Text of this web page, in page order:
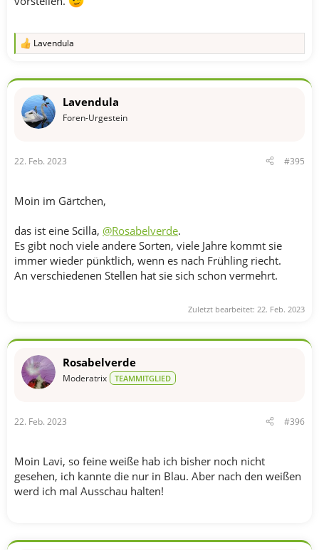
R
k
o
:
Lavendula
Lavendula
Foren-Urgestein
22. Feb. 2023 #395
Moin im Gärtchen,
das ist eine Scilla, @Rosabelverde.
Es gibt noch viele andere Sorten, viele Jahre kommt sie
immer wieder pünktlich, wenn es nach Frühling riecht.
An verschiedenen Stellen hat sie sich schon vermehrt.
Zuletzt bearbeitet: 22. Feb. 2023
Rosabelverde
Moderatrix TEAMMITGLIED
22. Feb. 2023 #396
Moin Lavi, so feine weiße hab ich bisher noch nicht
gesehen, ich kannte die nur in Blau. Aber nach den weißen
werd ich mal Ausschau halten!